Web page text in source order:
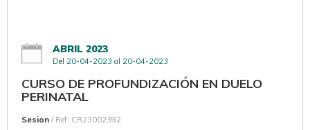
ABRIL 2023
Del 20-04-2023 al 20-04-2023
CURSO DE PROFUNDIZACIÓN EN DUELO
PERINATAL
Sesion / Ref: CR23002392